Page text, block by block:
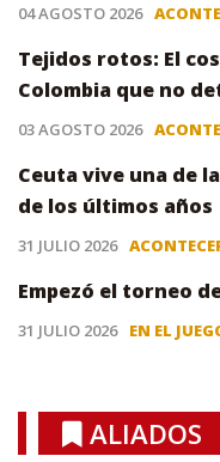
04 AGOSTO 2026
Tejidos rotos: El
Colombia que no
03 AGOSTO 2026
Ceuta vive una de
de los últimos años
31 JULIO 2026
Empezó el torneo
31 JULIO 2026 EN EL
ALIADOS